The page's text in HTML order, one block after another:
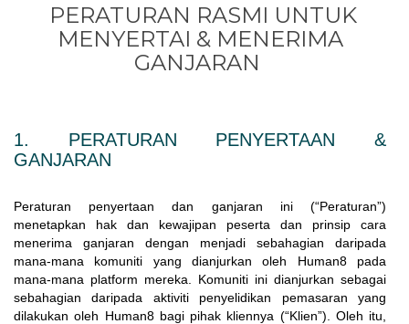
PERATURAN RASMI UNTUK
MENYERTAI & MENERIMA
GANJARAN
1. PERATURAN PENYERTAAN &
GANJARAN
Peraturan penyertaan dan ganjaran ini (“Peraturan”)
menetapkan hak dan kewajipan peserta dan prinsip cara
menerima ganjaran dengan menjadi sebahagian daripada
mana-mana komuniti yang dianjurkan oleh Human8 pada
mana-mana platform mereka. Komuniti ini dianjurkan sebagai
sebahagian daripada aktiviti penyelidikan pemasaran yang
dilakukan oleh Human8 bagi pihak kliennya (“Klien”). Oleh itu,